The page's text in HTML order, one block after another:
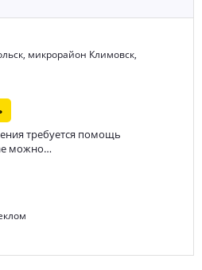
микрорайон Климовск,
требуется помощь
можно…